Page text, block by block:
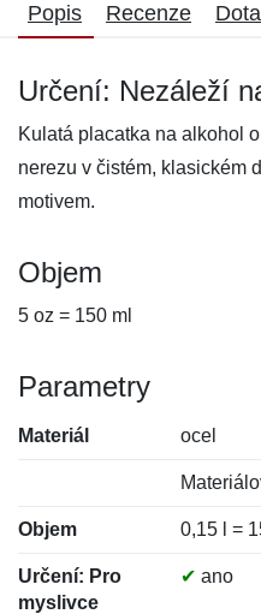
Popis Recenze
Určení: Nezáleží
Kulatá placatka na alkohol
nerezu v čistém, klasickém
motivem.
Objem
5 oz = 150 ml
Parametry
Materiál ocel
Objem 0,15 l =
Určení: Pro
myslivce
✔ ano